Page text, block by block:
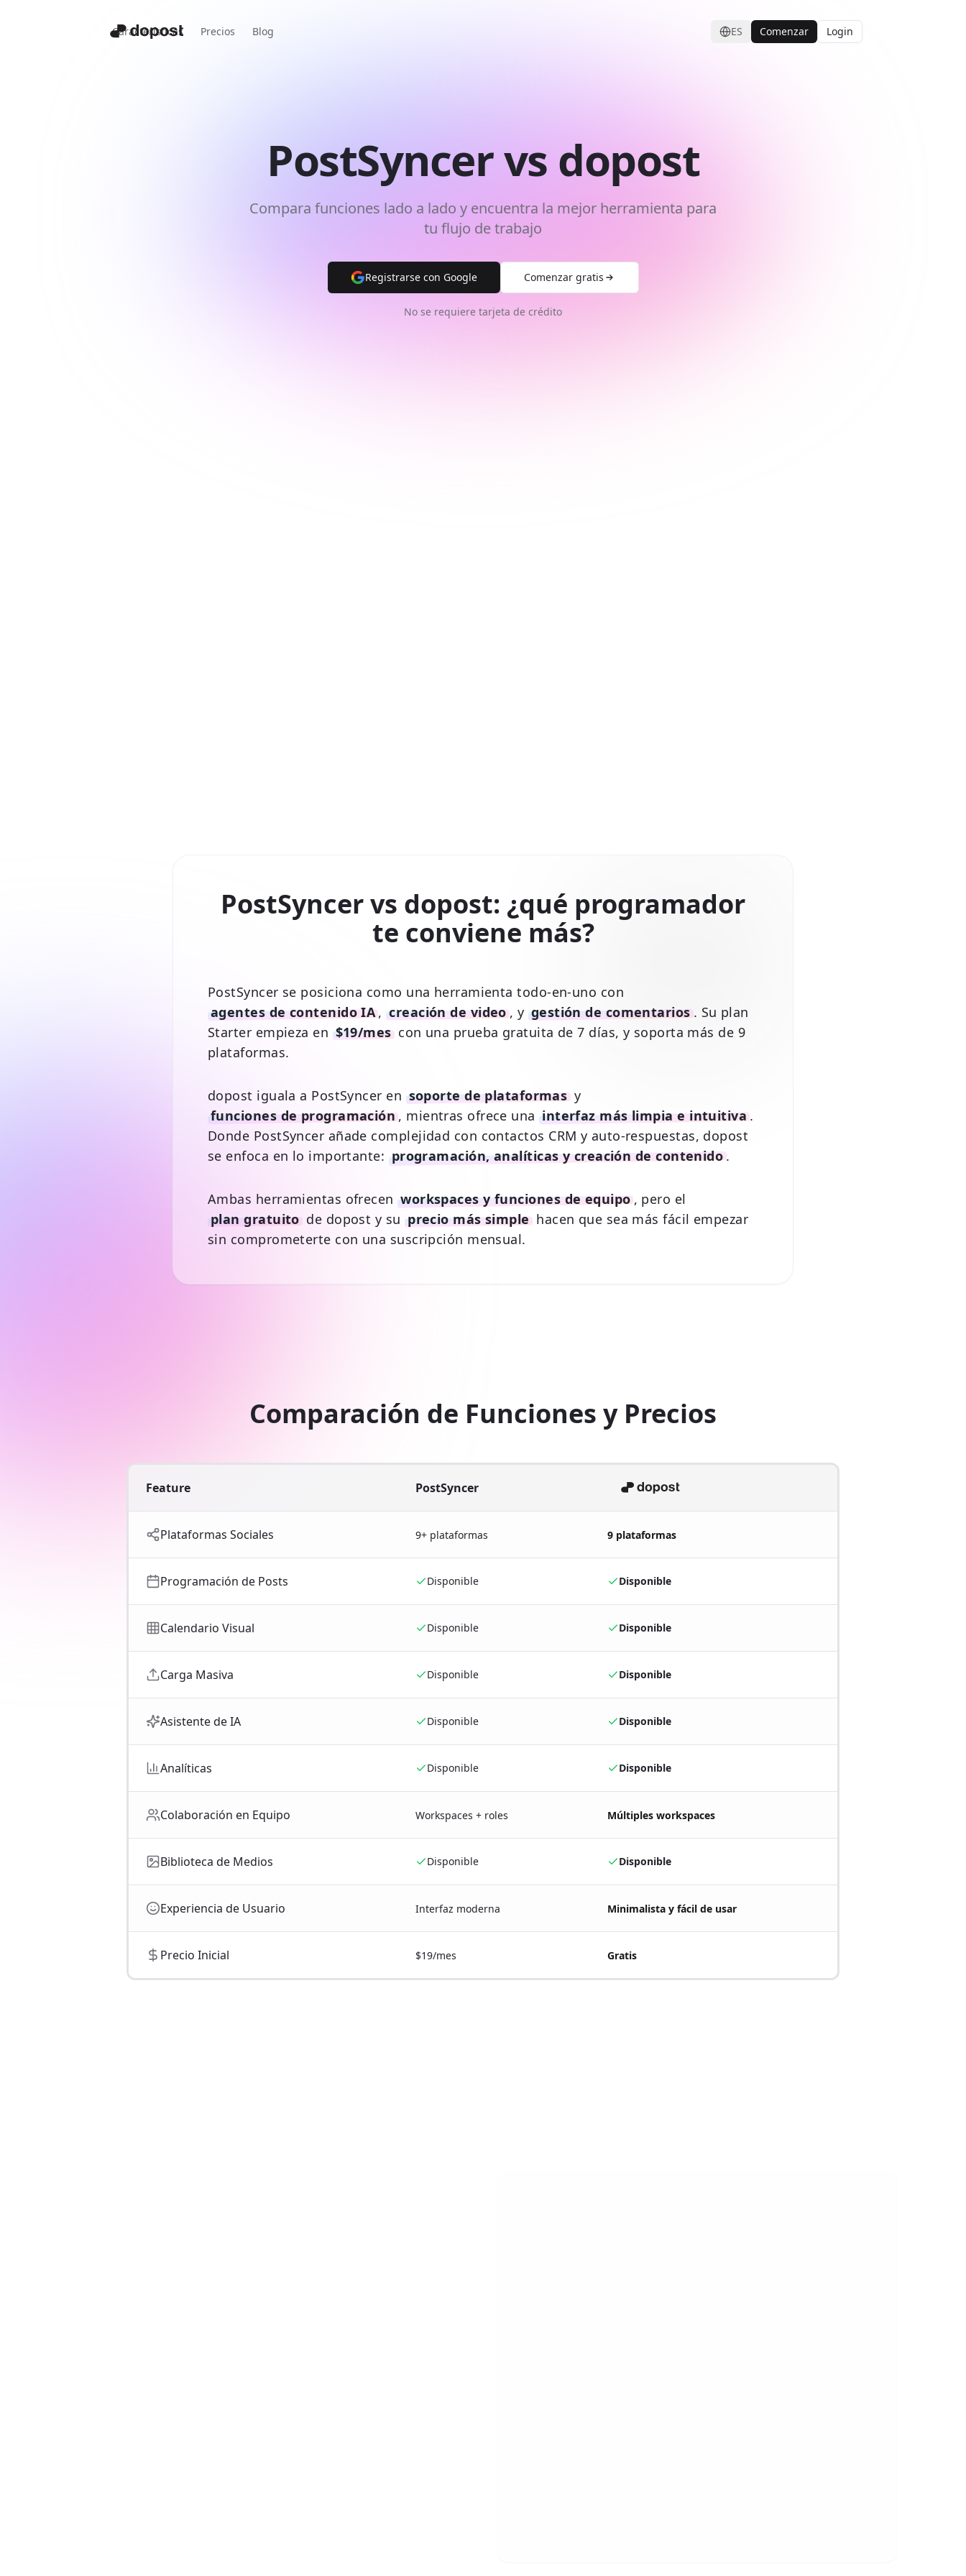
Características Precios Blog ES Comenzar Login
PostSyncer vs dopost
Compara funciones lado a lado y encuentra la mejor herramienta para
tu flujo de trabajo
Registrarse con Google Comenzar gratis
No se requiere tarjeta de crédito
PostSyncer vs dopost: ¿qué programador
te conviene más?
PostSyncer se posiciona como una herramienta todo-en-uno con
agentes de contenido IA,creación de video, y gestión de comentarios. Su plan
Starter empieza en $19/mescon una prueba gratuita de 7 días, y soporta más de 9
plataformas.
dopost iguala a PostSyncer en soporte de plataformasy
funciones de programación, mientras ofrece unainterfaz más limpia e intuitiva .
Donde PostSyncer añade complejidad con contactos CRM y auto-respuestas, dopost
se enfoca en lo importante: programación, analíticas y creación de contenido.
Ambas herramientas ofrecenworkspaces y funciones de equipo , pero el
plan gratuito de dopost y suprecio más simplehacen que sea más fácil empezar
sin comprometerte con una suscripción mensual.
Comparación de Funciones y Precios
Feature PostSyncer
Plataformas Sociales 9+ plataformas 9 plataformas
Programación de Posts Disponible Disponible
Calendario Visual Disponible Disponible
Carga Masiva Disponible Disponible
Asistente de IA Disponible Disponible
Analíticas Disponible Disponible
Colaboración en Equipo Workspaces + roles Múltiples workspaces
Biblioteca de Medios Disponible Disponible
Experiencia de Usuario Interfaz moderna Minimalista y fácil de usar
Precio Inicial $19/mes Gratis